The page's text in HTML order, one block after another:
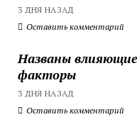
3 ДНЯ НАЗАД
Оставить комментарий
Названы
факторы
3 ДНЯ НАЗАД
Оставить комментарий